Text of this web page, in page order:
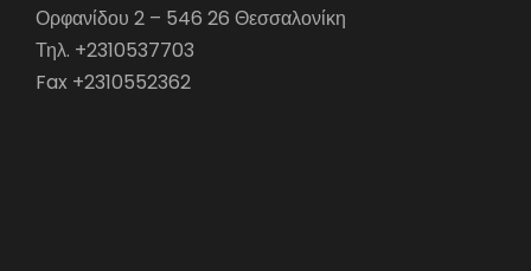
Ορφανίδου 2 – 546 26 Θεσσαλονίκη
Τηλ. +2310537703
Fax +2310552362